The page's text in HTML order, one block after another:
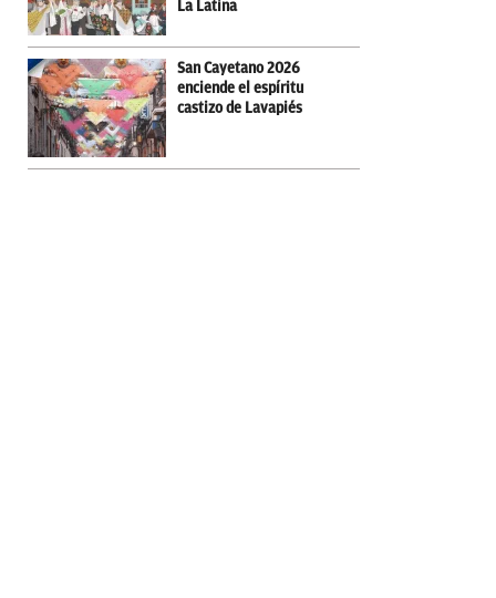
La Latina
San Cayetano 2026
enciende el espíritu
castizo de Lavapiés